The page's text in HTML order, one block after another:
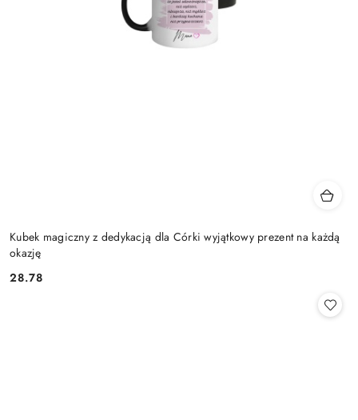
Kubek magiczny z dedykacją dla Córki wyjątkowy prezent na każdą
okazję
Cena:
28.78